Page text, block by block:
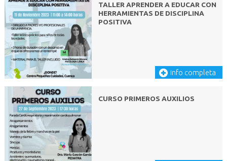
TALLER APRENDER A EDUCAR CON
HERRAMIENTAS DE DISCIPLINA
POSITIVA
info completa
CURSO PRIMEROS AUXILIOS